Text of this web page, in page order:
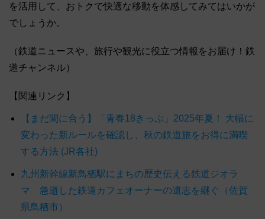
を活用して、おトクで快適な移動を体感してみてはいかが
でしょうか。
（鉄道ニュースや、旅行や観光に役立つ情報をお届け！鉄
道チャンネル）
【関連リンク】
【まだ間に合う】「青春18きっぷ」2025年夏！ 大幅に
変わった新ルールを確認し、秋の鉄道旅をお得に満喫
する方法 (JR各社)
九州新幹線新鳥栖駅にまちの歴史伝える鉄道ジオラ
マ 急逝した鉄道カフェオーナーの遺志を継ぐ（佐賀
県鳥栖市）